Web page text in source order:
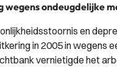
ondeugdelijke
en
in 2005 in wegens
vernietigde het